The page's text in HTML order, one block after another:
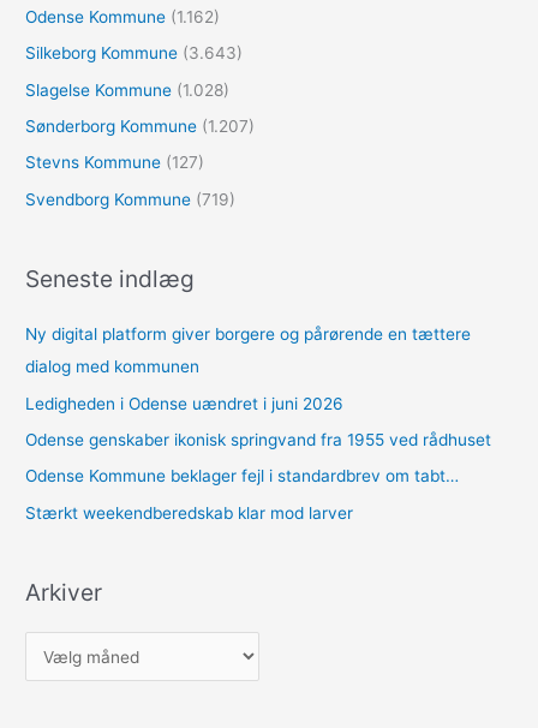
Odense Kommune (1.162)
Silkeborg Kommune (3.643)
Slagelse Kommune (1.028)
Sønderborg Kommune (1.207)
Stevns Kommune (127)
Svendborg Kommune (719)
Seneste indlæg
Ny digital platform giver borgere og pårørende en tættere
dialog med kommunen
Ledigheden i Odense uændret i juni 2026
Odense genskaber ikonisk springvand fra 1955 ved rådhuset
Odense Kommune beklager fejl i standardbrev om tabt…
Stærkt weekendberedskab klar mod larver
Arkiver
r